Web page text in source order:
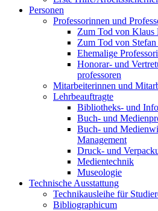
Personen
Professorinnen und
Zum Tod von Klaus
Zum Tod von
Ehemalige
Honorar- und
professoren
Mitarbeiterinnen und
Lehrbeauftragte
Bibliotheks- und
Buch- und
Buch- und
Management
Druck- und
Medientechnik
Museologie
Technische Ausstattung
Technikausleihe für
Bibliographicum